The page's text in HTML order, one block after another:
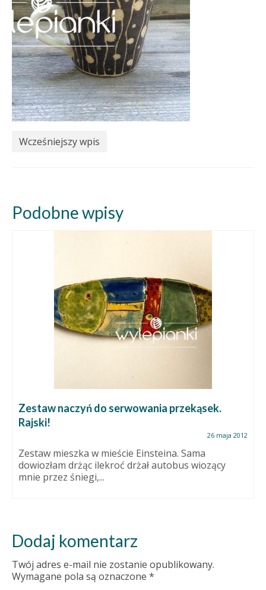
Wcześniejszy wpis
Podobne wpisy
Zestaw naczyń do serwowania przekąsek.
Rajski!
26 maja 2012
Zestaw mieszka w mieście Einsteina. Sama
dowiozłam drżąc ilekroć drżał autobus wiozący
mnie przez śniegi,...
Dodaj komentarz
Twój adres e-mail nie zostanie opublikowany.
Wymagane pola są oznaczone *